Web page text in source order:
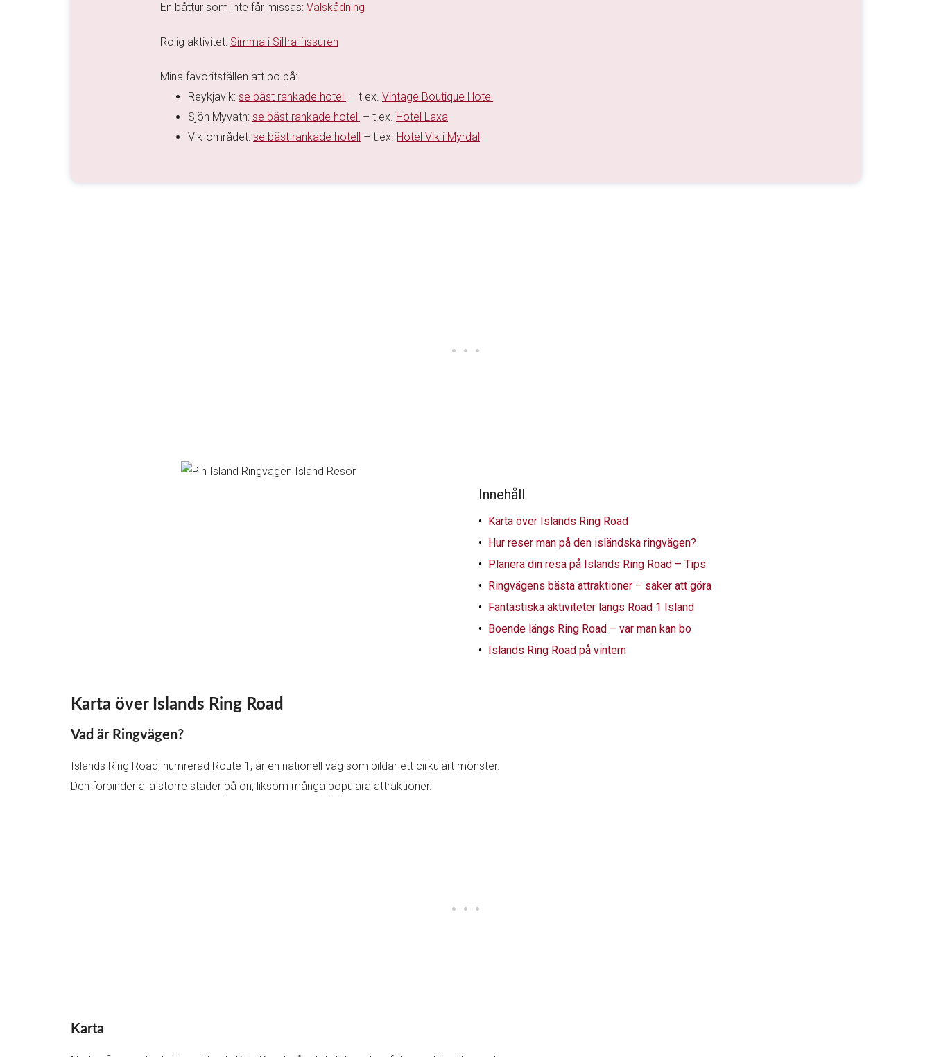
En båttur som inte får missas: Valskådning
Rolig aktivitet: Simma i Silfra-fissuren
Mina favoritställen att bo på:
Reykjavik: se bäst rankade hotell – t.ex. Vintage Boutique Hotel
Sjön Myvatn: se bäst rankade hotell – t.ex. Hotel Laxa
Vik-området: se bäst rankade hotell – t.ex. Hotel Vik i Myrdal
Innehåll
Karta över Islands Ring Road
Hur reser man på den isländska ringvägen?
Planera din resa på Islands Ring Road – Tips
Ringvägens bästa attraktioner – saker att göra
Fantastiska aktiviteter längs Road 1 Island
Boende längs Ring Road – var man kan bo
Islands Ring Road på vintern
Karta över Islands Ring Road
Vad är Ringvägen?
Islands Ring Road, numrerad Route 1, är en nationell väg som bildar ett cirkulärt mönster.
Den förbinder alla större städer på ön, liksom många populära attraktioner.
Karta